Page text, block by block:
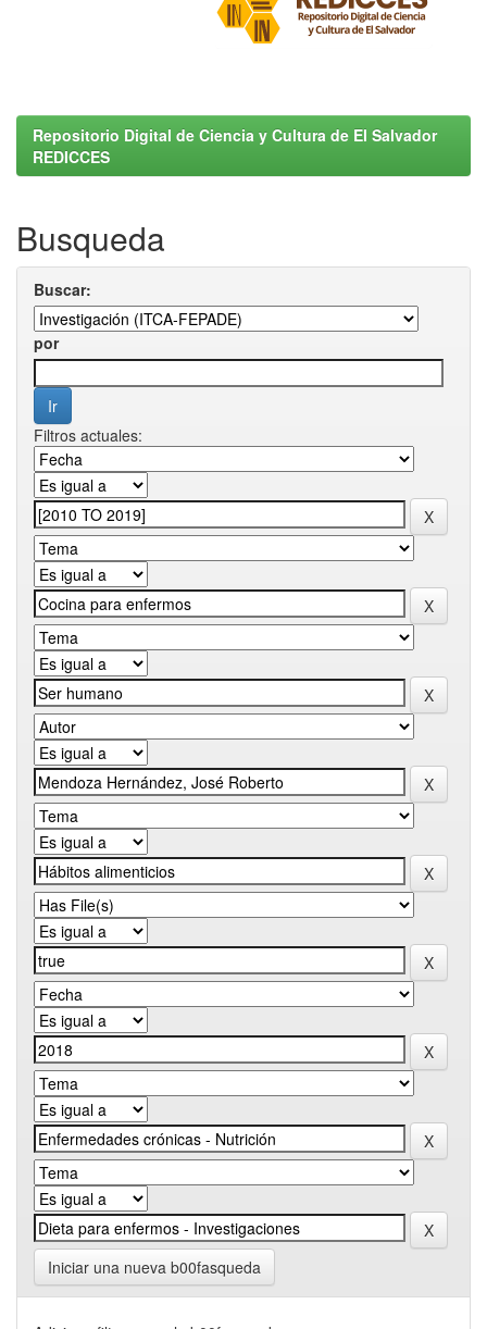
Repositorio Digital de Ciencia y Cultura de El Salvador
REDICCES
Busqueda
Buscar:
por
Filtros actuales:
Iniciar una nueva b00fasqueda